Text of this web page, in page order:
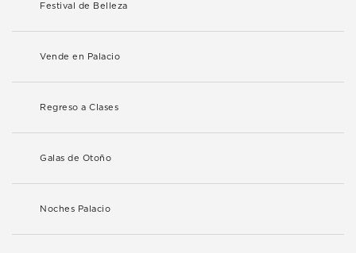
Festival de Belleza
Vende en Palacio
Regreso a Clases
Galas de Otoño
Noches Palacio